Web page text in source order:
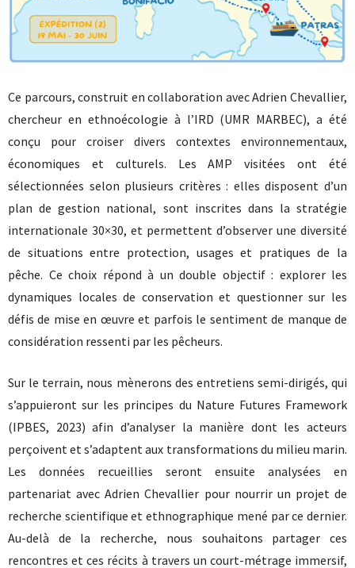
Ce parcours, construit en collaboration avec Adrien Chevallier,
chercheur en ethnoécologie à l’IRD (UMR MARBEC), a été
conçu pour croiser divers contextes environnementaux,
économiques et culturels. Les AMP visitées ont été
sélectionnées selon plusieurs critères : elles disposent d’un
plan de gestion national, sont inscrites dans la stratégie
internationale 30×30, et permettent d’observer une diversité
de situations entre protection, usages et pratiques de la
pêche. Ce choix répond à un double objectif : explorer les
dynamiques locales de conservation et questionner sur les
défis de mise en œuvre et parfois le sentiment de manque de
considération ressenti par les pêcheurs.
Sur le terrain, nous mènerons des entretiens semi-dirigés, qui
s’appuieront sur les principes du Nature Futures Framework
(IPBES, 2023) afin d’analyser la manière dont les acteurs
perçoivent et s’adaptent aux transformations du milieu marin.
Les données recueillies seront ensuite analysées en
partenariat avec Adrien Chevallier pour nourrir un projet de
recherche scientifique et ethnographique mené par ce dernier.
Au-delà de la recherche, nous souhaitons partager ces
rencontres et ces récits à travers un court-métrage immersif,